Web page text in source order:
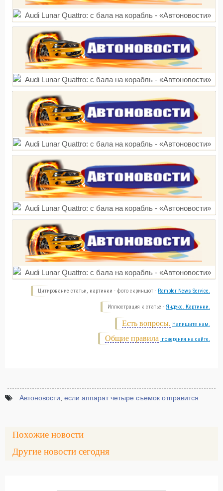
Цитирование статьи, картинки - фото скриншот - Rambler News Service.
Иллюстрация к статье - Яндекс. Картинки.
Есть вопросы. Напишите нам.
Общие правила поведения на сайте.
Автоновости если аппарат четыре съемок отправится
Похожие новости
Другие новости сегодня